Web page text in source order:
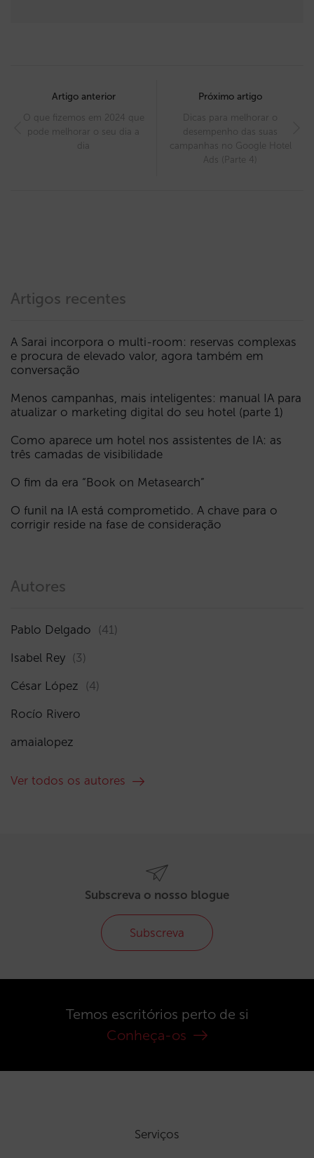
navigation
Artigo anterior
O que fizemos em 2024 que
pode melhorar o seu dia a
dia
Próximo artigo
Dicas para melhorar o
desempenho das suas
campanhas no Google Hotel
Ads (Parte 4)
Artigos recentes
A Sarai incorpora o multi-room: reservas complexas
e procura de elevado valor, agora também em
conversação
Menos campanhas, mais inteligentes: manual IA para
atualizar o marketing digital do seu hotel (parte 1)
Como aparece um hotel nos assistentes de IA: as
três camadas de visibilidade
O fim da era “Book on Metasearch”
O funil na IA está comprometido. A chave para o
corrigir reside na fase de consideração
Autores
Pablo Delgado (41)
Isabel Rey (3)
César López (4)
Rocío Rivero
amaialopez
Ver todos os autores
Subscreva o nosso blogue
Subscreva
Temos escritórios perto de si
Conheça-os
Serviços